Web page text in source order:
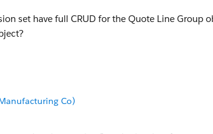
set have full CRUD for the Quote Line Group
Co)